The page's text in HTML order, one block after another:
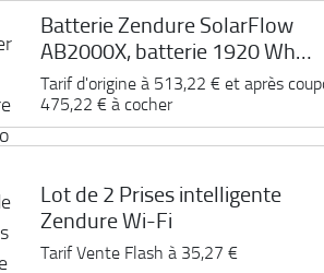
Batterie Zendure SolarFlow
AB2000X, batterie 1920 Wh
LiFePO4
Tarif d'origine à 513,22 € et après
475,22 € à cocher
Lot de 2 Prises intelligente
Zendure Wi-Fi
Tarif Vente Flash à 35,27 €